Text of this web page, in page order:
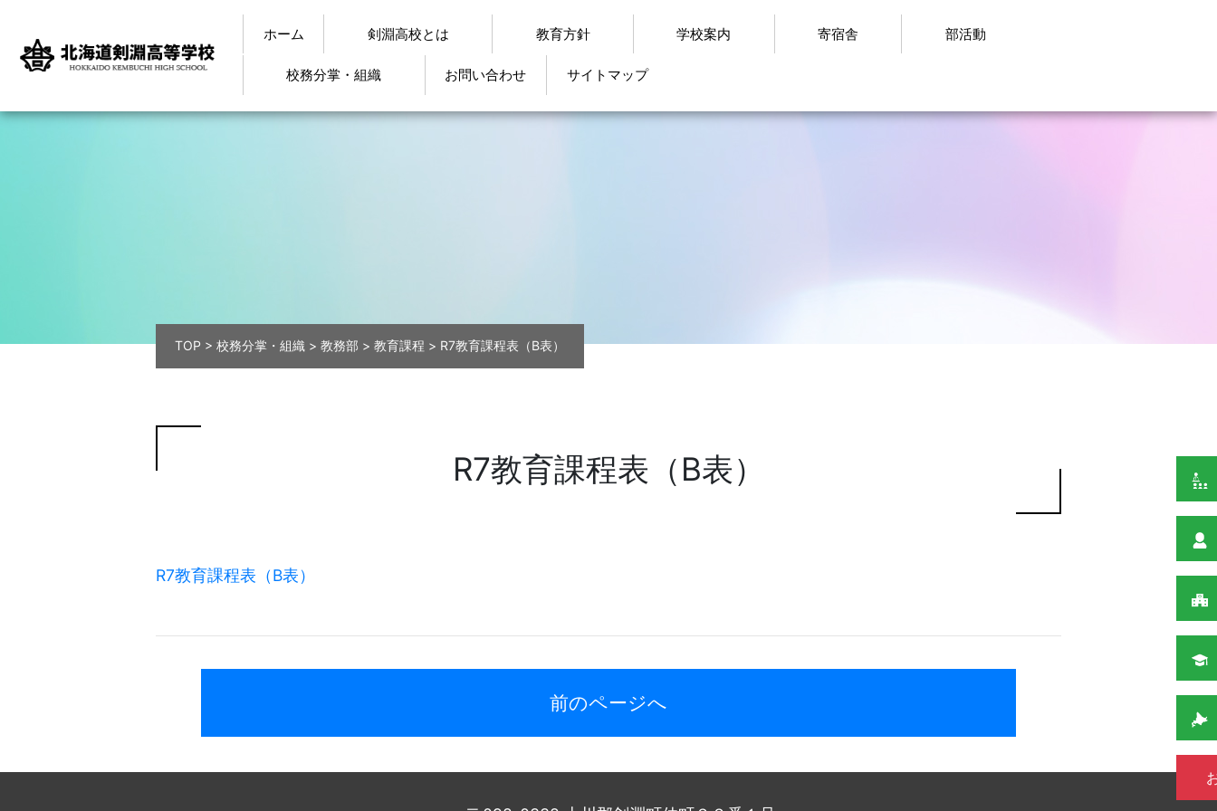
ホーム 剣淵高校とは 教育方針 学校案内 寄宿舎 部活動
校務分掌・組織 お問い合わせ サイトマップ
TOP >校務分掌・組織 >教務部 >教育課程 > R7教育課程表（B表）
R7教育課程表（B表）
R7教育課程表（B表）
前のページへ